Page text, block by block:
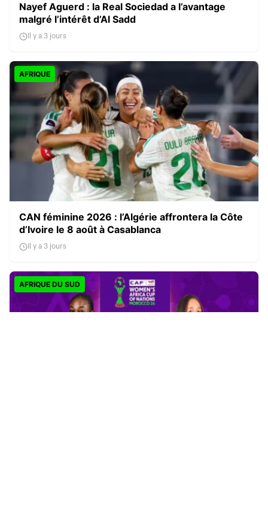
Nayef Aguerd : la Real Sociedad a l’avantage
malgré l’intérêt d’Al Sadd
Il y a 3 jours
AFRIQUE
CAN féminine 2026 : l’Algérie affrontera la Côte
d’Ivoire le 8 août à Casablanca
Il y a 3 jours
AFRIQUE DU SUD